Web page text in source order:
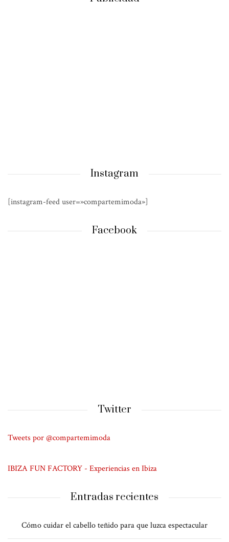
Instagram
[instagram-feed user=»compartemimoda»]
Facebook
Twitter
Tweets por @compartemimoda
IBIZA FUN FACTORY - Experiencias en Ibiza
Entradas recientes
Cómo cuidar el cabello teñido para que luzca espectacular